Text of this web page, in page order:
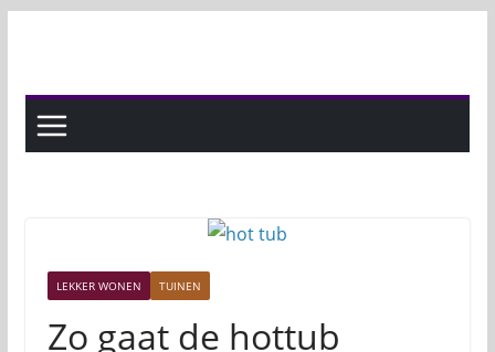
LEKKER WONEN TUINEN
Zo gaat de hottub